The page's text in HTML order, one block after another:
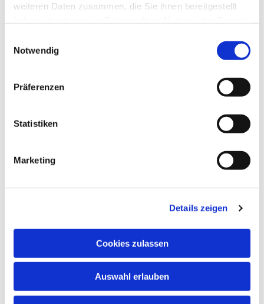
weiteren Daten zusammen, die Sie ihnen bereitgestellt
Notwendig
Präferenzen
Statistiken
Marketing
Details zeigen
Cookies zulassen
Auswahl erlauben